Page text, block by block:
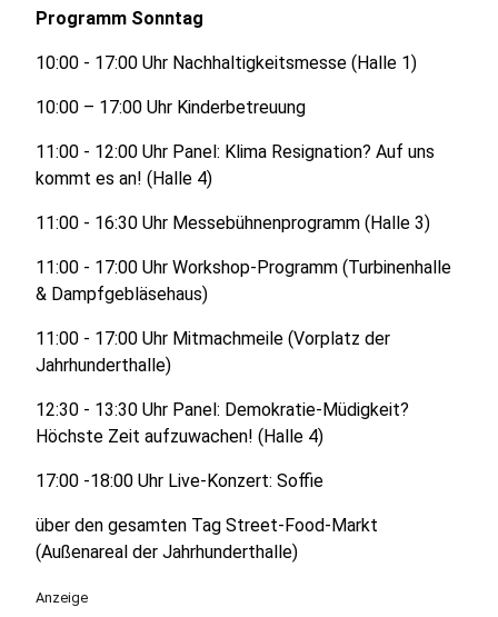
Programm Sonntag
10:00 - 17:00 Uhr Nachhaltigkeitsmesse (Halle 1)
10:00 – 17:00 Uhr Kinderbetreuung
11:00 - 12:00 Uhr Panel: Klima Resignation? Auf uns
kommt es an! (Halle 4)
11:00 - 16:30 Uhr Messebühnenprogramm (Halle 3)
11:00 - 17:00 Uhr Workshop-Programm (Turbinenhalle
& Dampfgebläsehaus)
11:00 - 17:00 Uhr Mitmachmeile (Vorplatz der
Jahrhunderthalle)
12:30 - 13:30 Uhr Panel: Demokratie-Müdigkeit?
Höchste Zeit aufzuwachen! (Halle 4)
17:00 -18:00 Uhr Live-Konzert: Soffie
über den gesamten Tag Street-Food-Markt
(Außenareal der Jahrhunderthalle)
Anzeige